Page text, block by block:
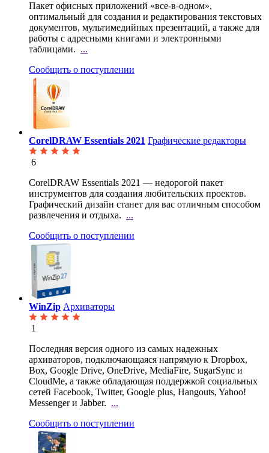
Пакет офисных приложений «все-в-одном»,
оптимальный для создания и редактирования текстовых
документов, мультимедийных презентаций, а также для
работы с адресными книгами и электронными
таблицами. ...
Сообщить о поступлении
CorelDRAW Essentials 2021 Графические редакторы
6
CorelDRAW Essentials 2021 — недорогой пакет
инструментов для создания любительских проектов.
Графический дизайн станет для вас отличным способом
развлечения и отдыха. ...
Сообщить о поступлении
WinZip Архиваторы
1
Последняя версия одного из самых надежных
архиваторов, подключающаяся напрямую к Dropbox,
Box, Google Drive, OneDrive, MediaFire, SugarSync и
CloudMe, а также обладающая поддержкой социальных
сетей Facebook, Twitter, Google plus, Hangouts, Yahoo!
Messenger и Jabber. ...
Сообщить о поступлении